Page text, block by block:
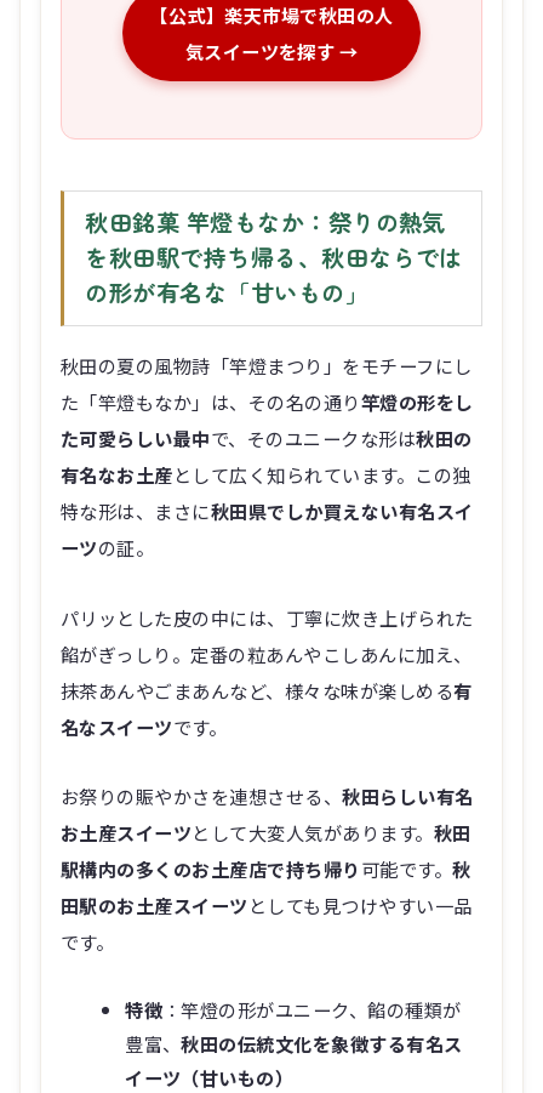
【公式】楽天市場で秋田の人
気スイーツを探す →
秋田銘菓 竿燈もなか：祭りの熱気
を秋田駅で持ち帰る、秋田ならでは
の形が有名な「甘いもの」
秋田の夏の風物詩「竿燈まつり」をモチーフにし
た「竿燈もなか」は、その名の通り竿燈の形をし
た可愛らしい最中で、そのユニークな形は秋田の
有名なお土産として広く知られています。この独
特な形は、まさに秋田県でしか買えない有名スイ
ーツの証。
パリッとした皮の中には、丁寧に炊き上げられた
餡がぎっしり。定番の粒あんやこしあんに加え、
抹茶あんやごまあんなど、様々な味が楽しめる有
名なスイーツです。
お祭りの賑やかさを連想させる、秋田らしい有名
お土産スイーツとして大変人気があります。 秋田
駅構内の多くのお土産店で持ち帰り 可能です。秋
田駅のお土産スイーツ としても見つけやすい一品
です。
特徴 ：竿燈の形がユニーク、餡の種類が
豊富、秋田の伝統文化を象徴する有名ス
イーツ（甘いもの）